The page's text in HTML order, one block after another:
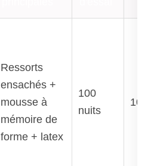
Ressorts
ensachés +
mousse à
mémoire de
forme + latex
100
nuits
10